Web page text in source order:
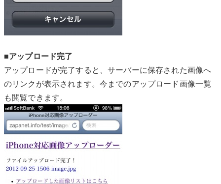
■アップロード完了
アップロードが完了すると、サーバーに保存された画像へ
のリンクが表示されます。今までのアップロード画像一覧
も閲覧できます。